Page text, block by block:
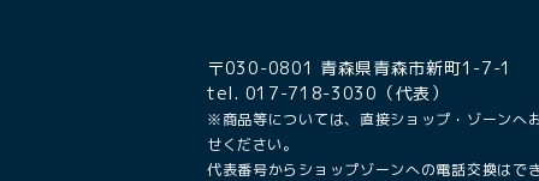
〒030-0801 青森県青森市新町1-7-1
tel. 017-718-3030（代表）
※商品等については、直接ショップ・ゾーンへ
せください。
代表番号からショップゾーンへの電話交換はで